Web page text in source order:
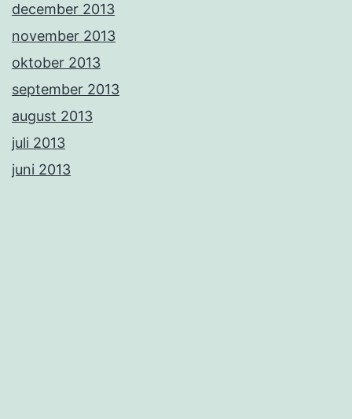
december 2013
november 2013
oktober 2013
september 2013
august 2013
juli 2013
juni 2013